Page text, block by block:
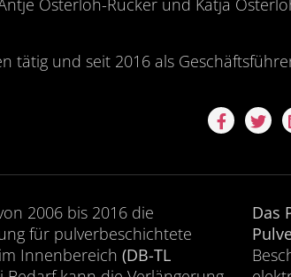
Osterloh-Rücker und Katja
tätig und seit 2016 als
2006 bis 2016 die
für pulverbeschichtete
Innenbereich (DB-TL
Das